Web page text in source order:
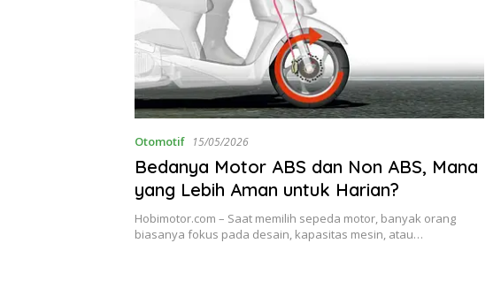
Otomotif 15/05/2026
Bedanya Motor ABS dan Non ABS, Mana
yang Lebih Aman untuk Harian?
Hobimotor.com – Saat memilih sepeda motor, banyak orang
biasanya fokus pada desain, kapasitas mesin, atau…